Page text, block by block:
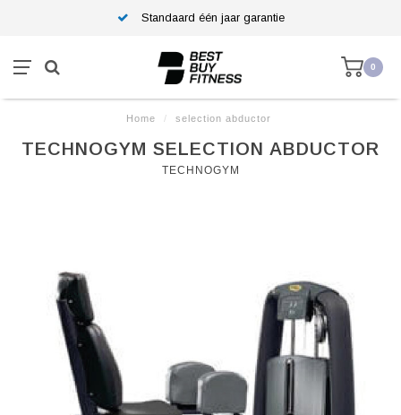
Standaard één jaar garantie
0
Home / selection abductor
TECHNOGYM SELECTION ABDUCTOR
TECHNOGYM